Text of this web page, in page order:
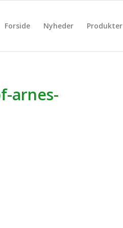
Forside Nyheder Produkter
arnes-